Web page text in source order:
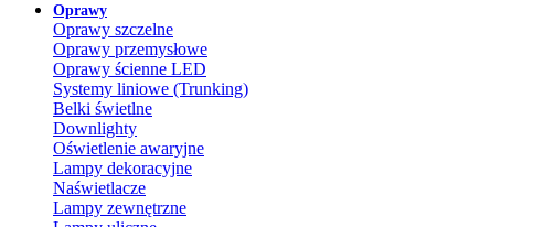
Oprawy
Oprawy szczelne
Oprawy przemysłowe
Oprawy ścienne LED
Systemy liniowe (Trunking)
Belki świetlne
Downlighty
Oświetlenie awaryjne
Lampy dekoracyjne
Naświetlacze
Lampy zewnętrzne